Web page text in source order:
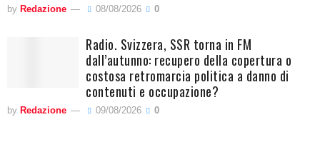
by Redazione 08/08/2026 0
Radio. Svizzera, SSR torna in FM
dall’autunno: recupero della copertura o
costosa retromarcia politica a danno di
contenuti e occupazione?
by Redazione 09/08/2026 0